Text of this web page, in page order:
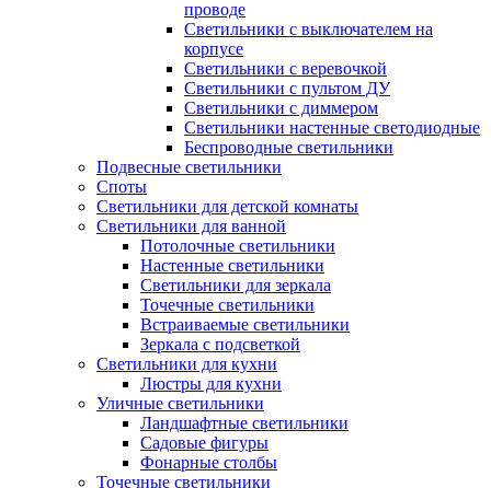
проводе
Светильники с выключателем на
корпусе
Светильники с веревочкой
Светильники с пультом ДУ
Светильники с диммером
Светильники настенные светодиодные
Беспроводные светильники
Подвесные светильники
Споты
Светильники для детской комнаты
Светильники для ванной
Потолочные светильники
Настенные светильники
Светильники для зеркала
Точечные светильники
Встраиваемые светильники
Зеркала с подсветкой
Светильники для кухни
Люстры для кухни
Уличные светильники
Ландшафтные светильники
Садовые фигуры
Фонарные столбы
Точечные светильники